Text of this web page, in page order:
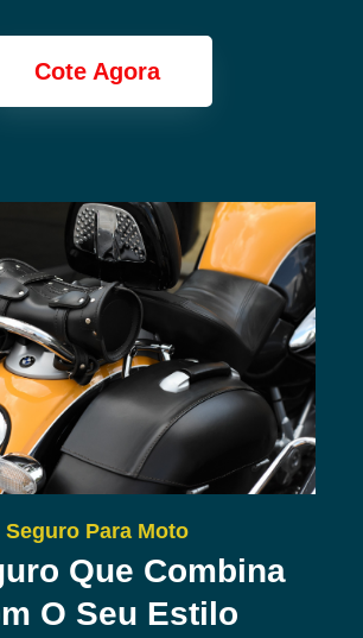
Cote Agora
Seguro Para Moto
Que Combina
O Seu Estilo